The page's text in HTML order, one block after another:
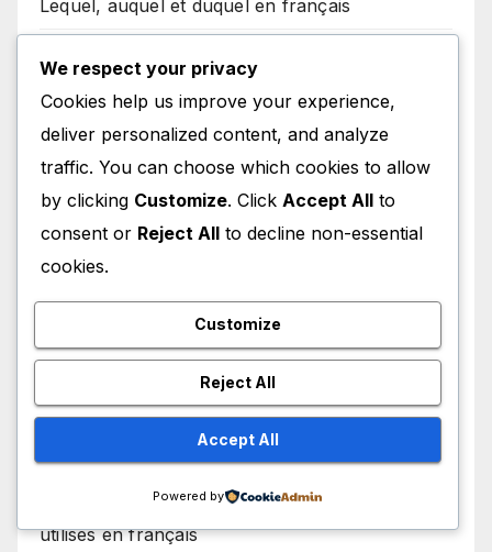
Lequel, auquel et duquel en français
Le verbes réfléchis au Présent de l’indicatif en
Le Subjonctif Passé en français
Le Subjonctif imparfait en français
Le Présent des verbes réguliers en RE en
Le Présent des verbes réguliers en IR en
Le Présent des verbes réguliers en ER en
Le Présent des verbes irréguliers les plus
utilisés en français
We respect your privacy
Cookies help us improve your experience,
deliver personalized content, and analyze
traffic. You can choose which cookies to allow
by clicking Customize. Click Accept All to
consent or Reject All to decline non-essential
cookies.
Customize
Reject All
Accept All
Powered by